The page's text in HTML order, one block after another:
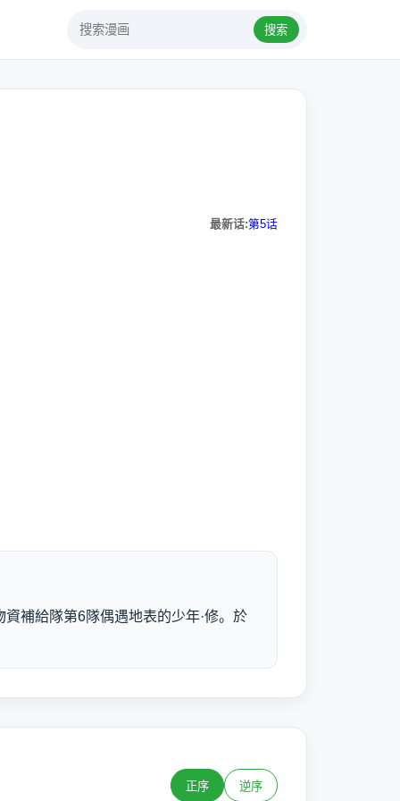
搜索
最新话:第5话
補給隊第6隊偶遇地表的少年·修。於
正序 逆序